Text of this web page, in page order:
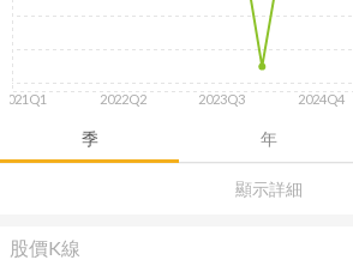
顯示詳細
季 年
2021Q1 2022Q2 2023Q3 2024Q4
股價K線